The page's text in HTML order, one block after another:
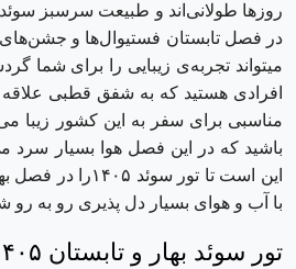
روزها طولانی‌اند و طبیعت سرسبز
در فصل تابستان فستیوال‌ها و
میتواند تجربه‌ی زیبایی را برای شما
افرادی هستید که به شفق قطبی
مناسبی برای سفر به این کشور زیبا می
باشید که در این فصل هوا بسیار سرد
این است تا تور سوئد
با آب و هوای بسیار دل پذیری رو به رو
تور سوئد بهار و تابستان ۱۴۰۵